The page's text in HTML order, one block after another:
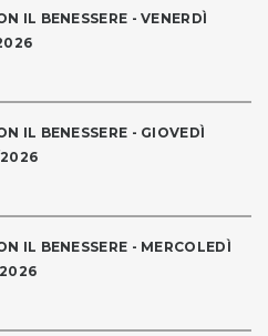
IL BENESSERE - VENERDÌ
IL BENESSERE - GIOVEDÌ
IL BENESSERE - MERCOLEDÌ